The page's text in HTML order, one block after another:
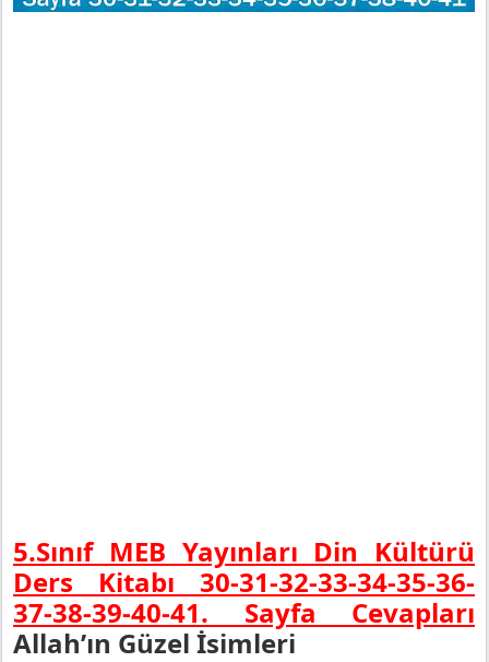
5.Sınıf MEB Yayınları Din Kültürü
Ders Kitabı 30-31-32-33-34-35-36-
37-38-39-40-41. Sayfa Cevapları
Allah’ın Güzel İsimleri